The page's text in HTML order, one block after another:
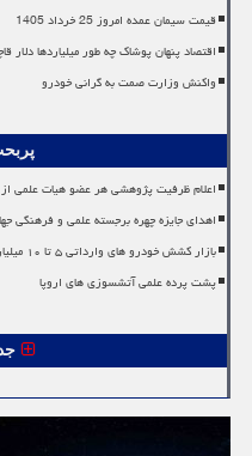
قیمت سیمان عمده امروز 25 خرداد 1405
اقتصاد پنهان پوشاک چه طور میلیاردها دلار
واکنش وزارت صمت به گرانی خودرو
اعلام ظرفیت پژوهشی هر عضو هیات علمی از
اهدای جایزه چهره برجسته علمی و فرهنگی
بازار کشش خودرو های وارداتی ۵ تا ۱۰ میلیارد تومانی را ندارد
پشت پرده علمی آتشسوزی های اروپا